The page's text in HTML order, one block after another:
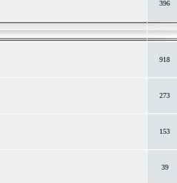
396
918
273
153
39